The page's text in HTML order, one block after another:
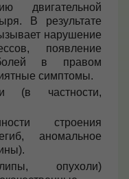
двигательной
В результате
нарушение
появление
в правом
симптомы.
(в частности,
строения
аномальное
опухоли)